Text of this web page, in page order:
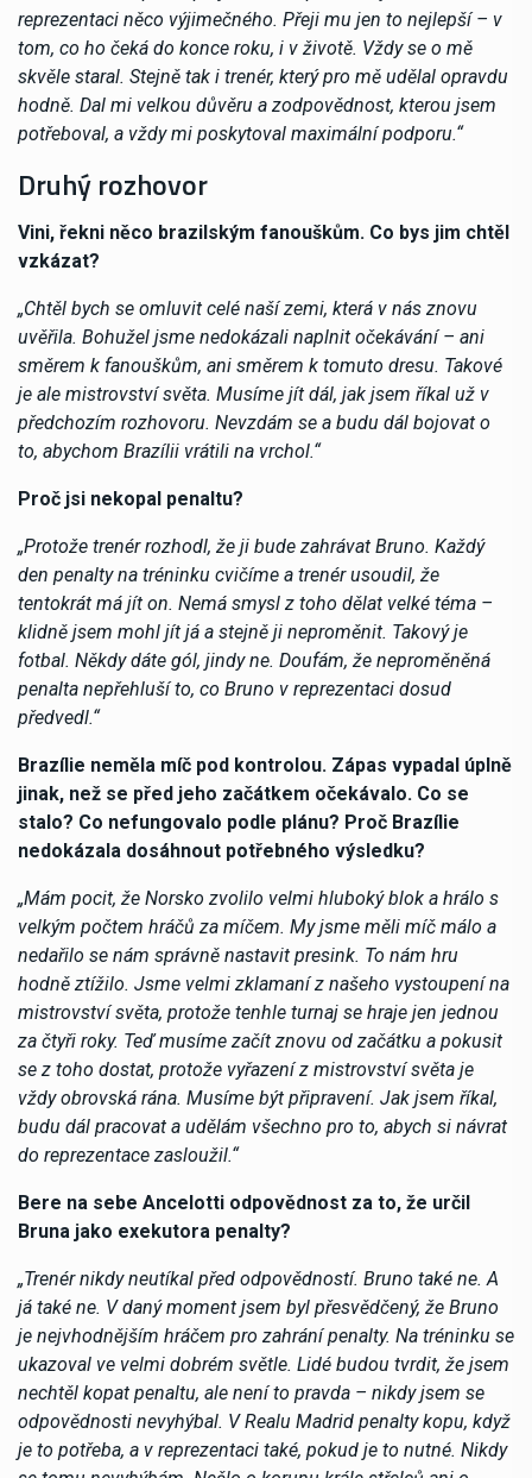
reprezentaci něco výjimečného. Přeji mu jen to nejlepší – v
tom, co ho čeká do konce roku, i v životě. Vždy se o mě
skvěle staral. Stejně tak i trenér, který pro mě udělal opravdu
hodně. Dal mi velkou důvěru a zodpovědnost, kterou jsem
potřeboval, a vždy mi poskytoval maximální podporu.“
Druhý rozhovor
Vini, řekni něco brazilským fanouškům. Co bys jim chtěl
vzkázat?
„Chtěl bych se omluvit celé naší zemi, která v nás znovu
uvěřila. Bohužel jsme nedokázali naplnit očekávání – ani
směrem k fanouškům, ani směrem k tomuto dresu. Takové
je ale mistrovství světa. Musíme jít dál, jak jsem říkal už v
předchozím rozhovoru. Nevzdám se a budu dál bojovat o
to, abychom Brazílii vrátili na vrchol.“
Proč jsi nekopal penaltu?
„Protože trenér rozhodl, že ji bude zahrávat Bruno. Každý
den penalty na tréninku cvičíme a trenér usoudil, že
tentokrát má jít on. Nemá smysl z toho dělat velké téma –
klidně jsem mohl jít já a stejně ji neproměnit. Takový je
fotbal. Někdy dáte gól, jindy ne. Doufám, že neproměněná
penalta nepřehluší to, co Bruno v reprezentaci dosud
předvedl.“
Brazílie neměla míč pod kontrolou. Zápas vypadal úplně
jinak, než se před jeho začátkem očekávalo. Co se
stalo? Co nefungovalo podle plánu? Proč Brazílie
nedokázala dosáhnout potřebného výsledku?
„Mám pocit, že Norsko zvolilo velmi hluboký blok a hrálo s
velkým počtem hráčů za míčem. My jsme měli míč málo a
nedařilo se nám správně nastavit presink. To nám hru
hodně ztížilo. Jsme velmi zklamaní z našeho vystoupení na
mistrovství světa, protože tenhle turnaj se hraje jen jednou
za čtyři roky. Teď musíme začít znovu od začátku a pokusit
se z toho dostat, protože vyřazení z mistrovství světa je
vždy obrovská rána. Musíme být připravení. Jak jsem říkal,
budu dál pracovat a udělám všechno pro to, abych si návrat
do reprezentace zasloužil.“
Bere na sebe Ancelotti odpovědnost za to, že určil
Bruna jako exekutora penalty?
„Trenér nikdy neutíkal před odpovědností. Bruno také ne. A
já také ne. V daný moment jsem byl přesvědčený, že Bruno
je nejvhodnějším hráčem pro zahrání penalty. Na tréninku se
ukazoval ve velmi dobrém světle. Lidé budou tvrdit, že jsem
nechtěl kopat penaltu, ale není to pravda – nikdy jsem se
odpovědnosti nevyhýbal. V Realu Madrid penalty kopu, když
je to potřeba, a v reprezentaci také, pokud je to nutné. Nikdy